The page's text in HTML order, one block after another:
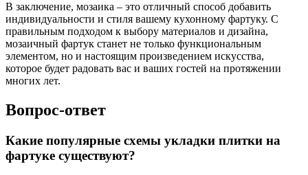
В заключение, мозаика – это отличный способ добавить
индивидуальности и стиля вашему кухонному фартуку. С
правильным подходом к выбору материалов и дизайна,
мозаичный фартук станет не только функциональным
элементом, но и настоящим произведением искусства,
которое будет радовать вас и ваших гостей на протяжении
многих лет.
Вопрос-ответ
Какие популярные схемы укладки плитки на
фартуке существуют?